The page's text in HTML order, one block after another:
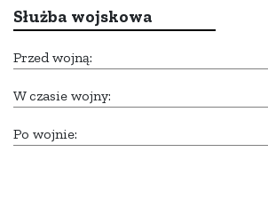
Służba wojskowa
Przed wojną:
W czasie wojny:
Po wojnie: